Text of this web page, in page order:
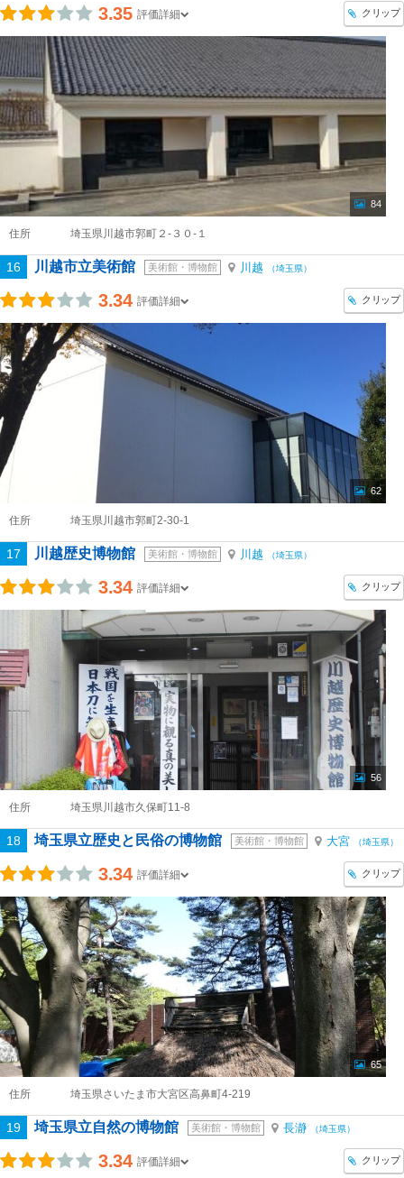
3.35 評価詳細 クリップ
84
住所 埼玉県川越市郭町２-３０-１
16 川越市立美術館 美術館・博物館 川越 （埼玉県）
3.34 評価詳細 クリップ
62
住所 埼玉県川越市郭町2-30-1
17 川越歴史博物館 美術館・博物館 川越 （埼玉県）
3.34 評価詳細 クリップ
56
住所 埼玉県川越市久保町11-8
18 埼玉県立歴史と民俗の博物館 美術館・博物館 大宮 （埼玉県）
3.34 評価詳細 クリップ
65
住所 埼玉県さいたま市大宮区高鼻町4-219
19 埼玉県立自然の博物館 美術館・博物館 長瀞 （埼玉県）
3.34 評価詳細 クリップ